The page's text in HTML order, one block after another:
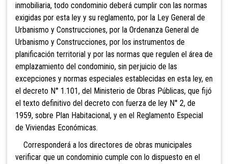
inmobiliaria, todo condominio deberá cumplir con las normas
exigidas por esta ley y su reglamento, por la Ley General de
Urbanismo y Construcciones, por la Ordenanza General de
Urbanismo y Construcciones, por los instrumentos de
planificación territorial y por las normas que regulen el área de
emplazamiento del condominio, sin perjuicio de las
excepciones y normas especiales establecidas en esta ley, en
el decreto N° 1.101, del Ministerio de Obras Públicas, que fijó
el texto definitivo del decreto con fuerza de ley N° 2, de
1959, sobre Plan Habitacional, y en el Reglamento Especial
de Viviendas Económicas.
Corresponderá a los directores de obras municipales
verificar que un condominio cumple con lo dispuesto en el